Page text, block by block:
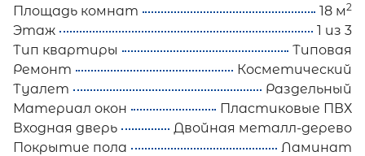
Площадь комнат 18 м2
Этаж
1 из 3
Тип квартиры
Типовая
Ремонт
Косметический
Туалет
Раздельный
Материал окон
Пластиковые ПВХ
Входная дверь
Двойная металл-дерево
Покрытие пола
Ламинат